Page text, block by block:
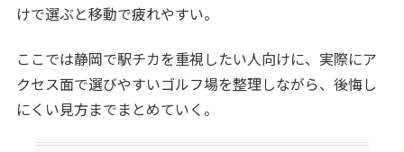
けで選ぶと移動で疲れやすい。
ここでは静岡で駅チカを重視したい人向けに、実際にア
クセス面で選びやすいゴルフ場を整理しながら、後悔し
にくい見方までまとめていく。